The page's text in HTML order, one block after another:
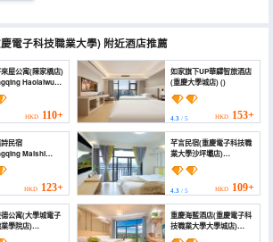
電子科技職業大學) 附近酒店推薦
屋公寓(陳家橋店)
Haolaiwu
HKD 110+
如家旗下UP華驛智旅酒店
(重慶大學城店) ()
4.3/ 5 HKD 153+
民宿
Maishi
HKD 123+
芊言民宿(重慶電子科技職
業大學沙坪壩店)
(Qianyan Hotel)
4.3/ 5 HKD 109+
公寓(大學城電子
學院店)
Shengde
重慶海藍酒店(重慶電子科
技職業大學大學城店)
(Chongqing Hailan